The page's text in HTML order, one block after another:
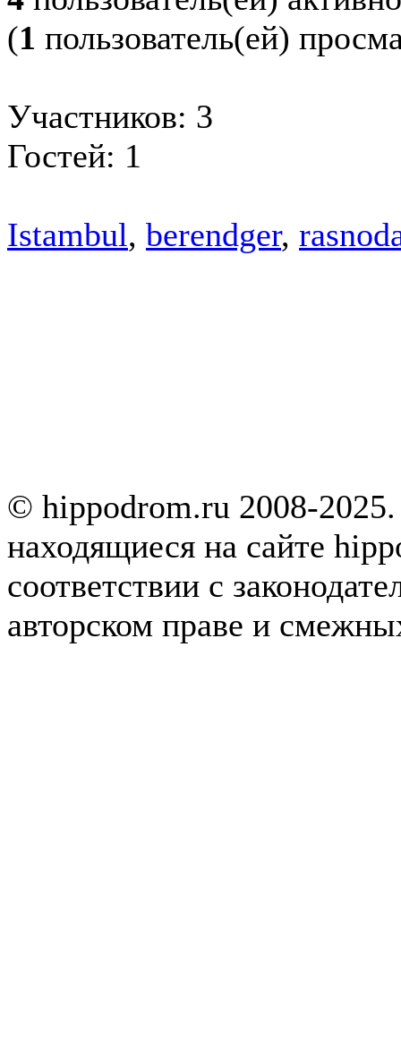
(1 пользователь(ей)
Участников: 3
Гостей: 1
Istambul, berendger,
© hippodrom.ru 2008-
находящиеся на сайте
соответствии с
авторском праве и